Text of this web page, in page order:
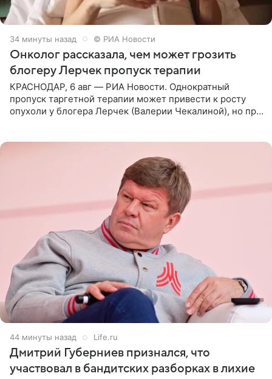
34 минуты назад © РИА Новости
Онколог рассказала, чем может грозить
блогеру Лерчек пропуск терапии
КРАСНОДАР, 6 авг — РИА Новости. Однократный
пропуск таргетной терапии может привести к росту
опухоли у блогера Лерчек (Валерии Чекалиной), но при
44 минуты назад Life.ru
Дмитрий Губерниев признался, что
участвовал в бандитских разборках в лихие